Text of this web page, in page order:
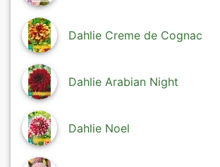
Dahlie Creme de Cognac
Dahlie Arabian Night
Dahlie Noel